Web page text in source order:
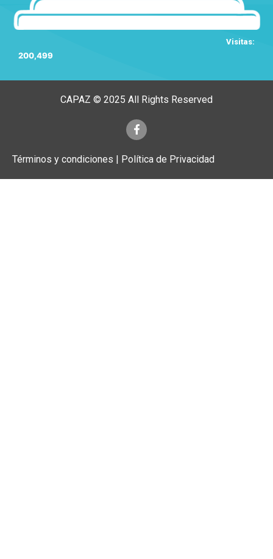
Visitas:
200,499
CAPAZ © 2025 All Rights Reserved
Términos y condiciones | Política de Privacidad